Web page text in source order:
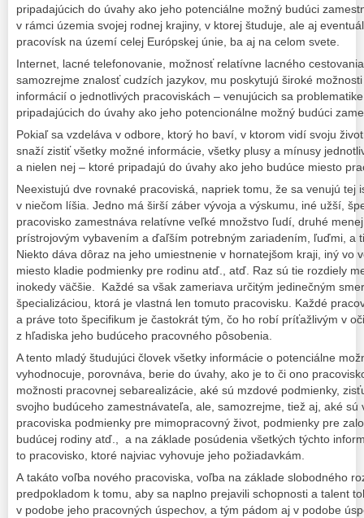
pripadajúcich do úvahy ako jeho potenciálne možný budúci
v rámci územia svojej rodnej krajiny, v ktorej študuje, ale aj
pracovísk na území celej Európskej únie, ba aj na celom svete.
Internet, lacné telefonovanie, možnosť relatívne lacného
samozrejme znalosť cudzích jazykov, mu poskytujú široké
informácií o jednotlivých pracoviskách – venujúcich sa
pripadajúcich do úvahy ako jeho potencionálne možný budúci
Pokiaľ sa vzdeláva v odbore, ktorý ho baví, v ktorom vidí svoju
snaží zistiť všetky možné informácie, všetky plusy a mínusy
a nielen nej – ktoré pripadajú do úvahy ako jeho budúce miesto
Neexistujú dve rovnaké pracoviská, napriek tomu, že sa venujú tej
v niečom líšia. Jedno má širší záber vývoja a výskumu, iné užší,
pracovisko zamestnáva relatívne veľké množstvo ľudí, druhé
prístrojovým vybavením a ďaľším potrebným zariadením, ľuďmi, a
Niekto dáva dôraz na jeho umiestnenie v hornatejšom kraji, iný vo
miesto kladie podmienky pre rodinu atď., atď. Raz sú tie rozdiely
inokedy väčšie. Každé sa však zameriava určitým jedinečným
špecializáciou, ktorá je vlastná len tomuto pracovisku. Každé
a práve toto špecifikum je častokrát tým, čo ho robí príťažlivým v
z hľadiska jeho budúceho pracovného pôsobenia.
A tento mladý študujúci človek všetky informácie o potenciálne
vyhodnocuje, porovnáva, berie do úvahy, ako je to či ono
možnosti pracovnej sebarealizácie, aké sú mzdové podmienky,
svojho budúceho zamestnávateľa, ale, samozrejme, tiež aj, aké sú
pracoviska podmienky pre mimopracovný život, podmienky pre
budúcej rodiny atď., a na základe posúdenia všetkých týchto
to pracovisko, ktoré najviac vyhovuje jeho požiadavkám.
A takáto voľba nového pracoviska, voľba na základe slobodného
predpokladom k tomu, aby sa naplno prejavili schopnosti a talent
v podobe jeho pracovných úspechov, a tým pádom aj v podobe